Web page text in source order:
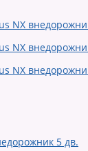
5 дв.